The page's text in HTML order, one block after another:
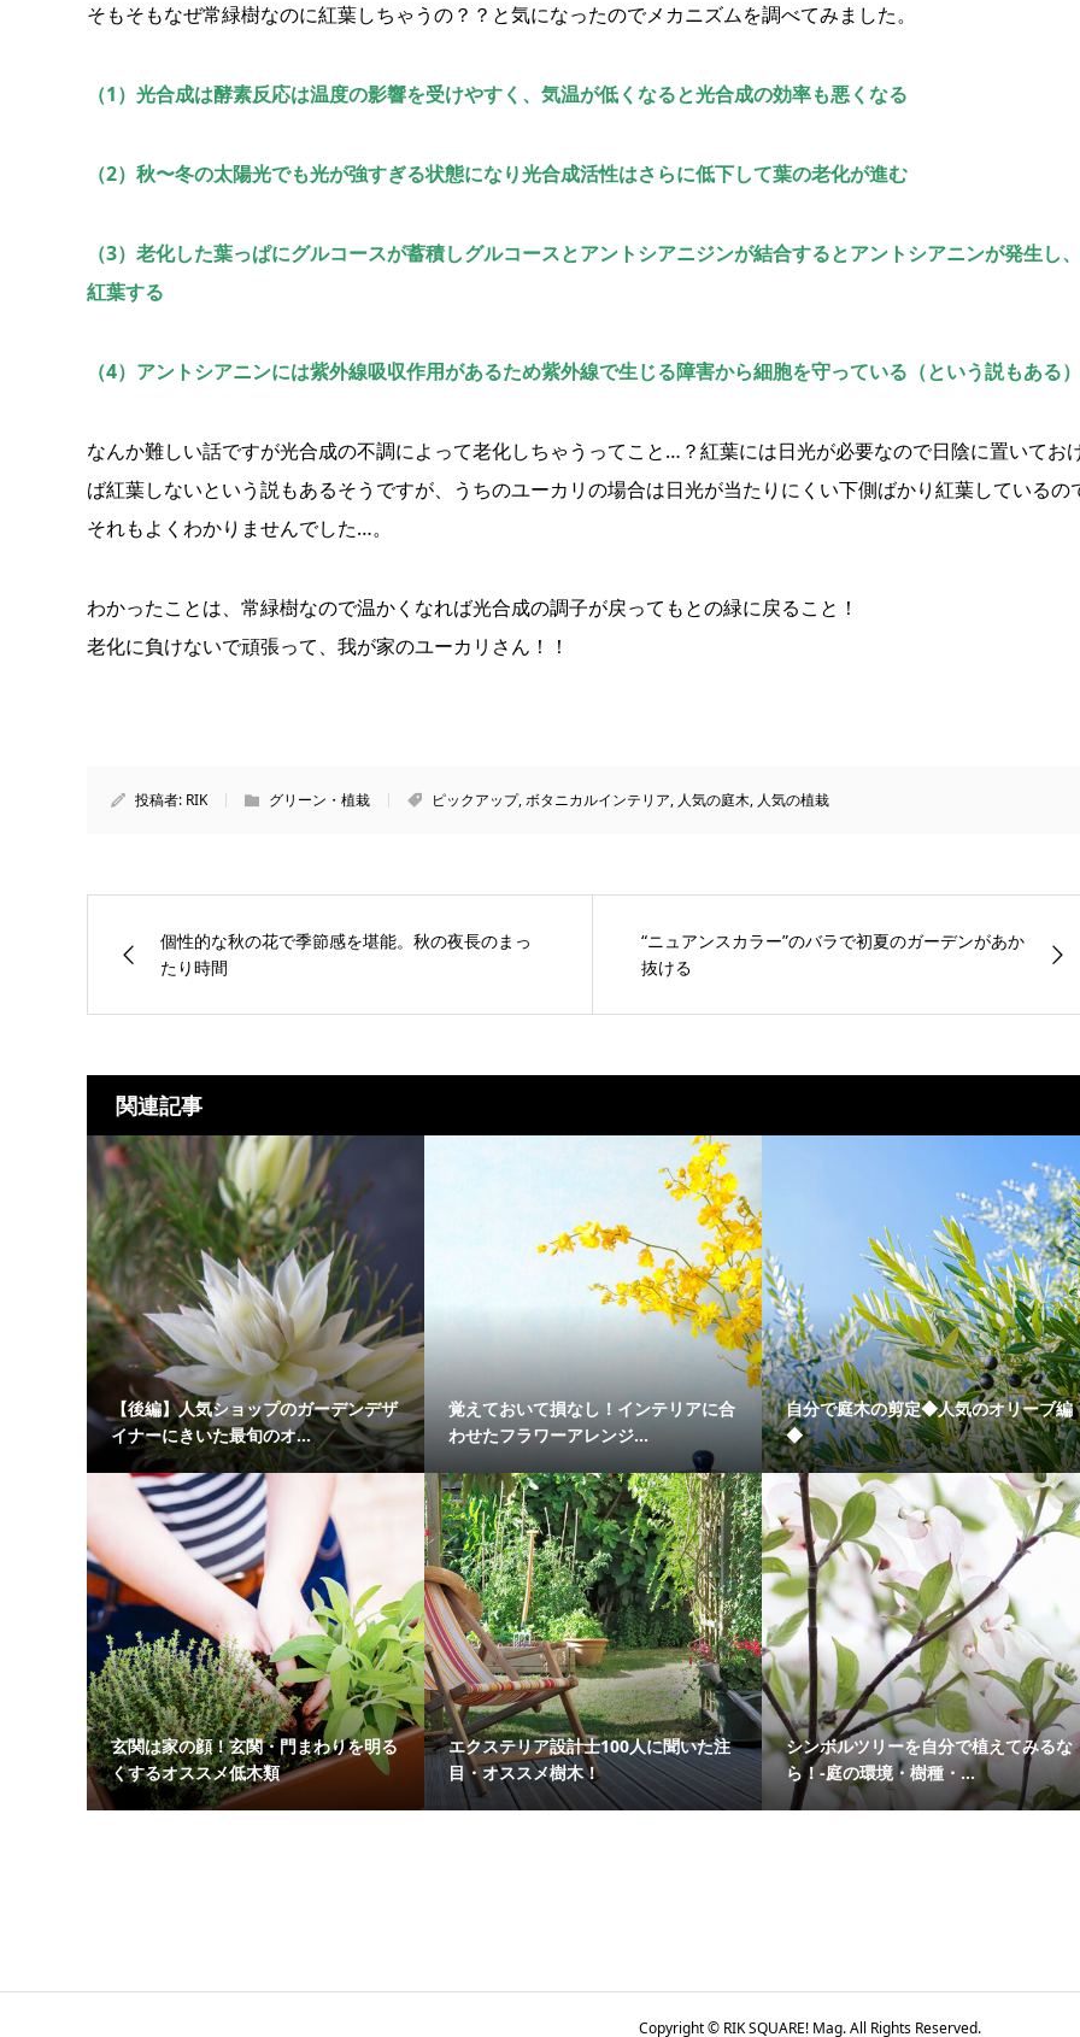
そもそもなぜ常緑樹なのに紅葉しちゃうの？？と気になったのでメカニズムを調べてみました。
（1）光合成は酵素反応は温度の影響を受けやすく、気温が低くなると光合成の効率も悪くなる
（2）秋〜冬の太陽光でも光が強すぎる状態になり光合成活性はさらに低下して葉の老化が進む
（3）老化した葉っぱにグルコースが蓄積しグルコースとアントシアニジンが結合するとアントシアニンが発生し、
紅葉する
（4）アントシアニンには紫外線吸収作用があるため紫外線で生じる障害から細胞を守っている（という説もある）
なんか難しい話ですが光合成の不調によって老化しちゃうってこと…？紅葉には日光が必要なので日陰に置いてお
ば紅葉しないという説もあるそうですが、うちのユーカリの場合は日光が当たりにくい下側ばかり紅葉しているの
それもよくわかりませんでした…。
わかったことは、常緑樹なので温かくなれば光合成の調子が戻ってもとの緑に戻ること！
老化に負けないで頑張って、我が家のユーカリさん！！
投稿者: RIK グリーン・植栽 ピックアップ,ボタニカルインテリア, 人気の庭木, 人気の植栽
個性的な秋の花で季節感を堪能。秋の夜長のまっ
たり時間
“ニュアンスカラー”のバラで初夏のガーデンがあか
抜ける
関連記事
【後編】人気ショップのガーデンデザ
イナーにきいた最旬のオ...
覚えておいて損なし！インテリアに合
わせたフラワーアレンジ...
自分で庭木の剪定◆人気のオリーブ編
◆
玄関は家の顔！玄関・門まわりを明る
くするオススメ低木類
エクステリア設計士100人に聞いた注
目・オススメ樹木！
シンボルツリーを自分で植えてみるな
ら！-庭の環境・樹種・...
Copyright © RIK SQUARE! Mag. All Rights Reserved.